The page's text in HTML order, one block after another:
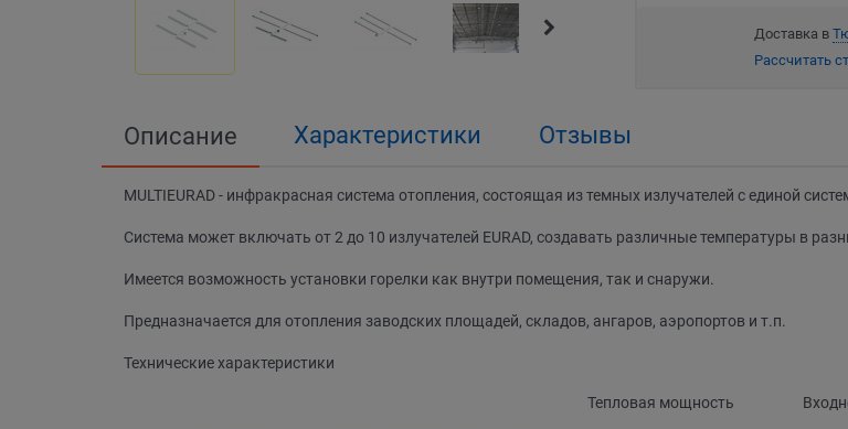
Доставка в
Рассчитать
Описание Характеристики Отзывы
MULTIEURAD - инфракрасная система отопления, состоящая из темных излучателей с единой
Система может включать от 2 до 10 излучателей EURAD, создавать различные температуры в
Имеется возможность установки горелки как внутри помещения, так и снаружи.
Предназначается для отопления заводских площадей, складов, ангаров, аэропортов и т.п.
Технические характеристики
Тепловая мощность